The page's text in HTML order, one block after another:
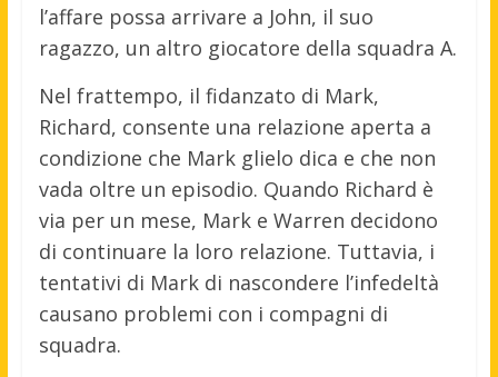
l’affare possa arrivare a John, il suo
ragazzo, un altro giocatore della squadra A.
Nel frattempo, il fidanzato di Mark,
Richard, consente una relazione aperta a
condizione che Mark glielo dica e che non
vada oltre un episodio. Quando Richard è
via per un mese, Mark e Warren decidono
di continuare la loro relazione. Tuttavia, i
tentativi di Mark di nascondere l’infedeltà
causano problemi con i compagni di
squadra.